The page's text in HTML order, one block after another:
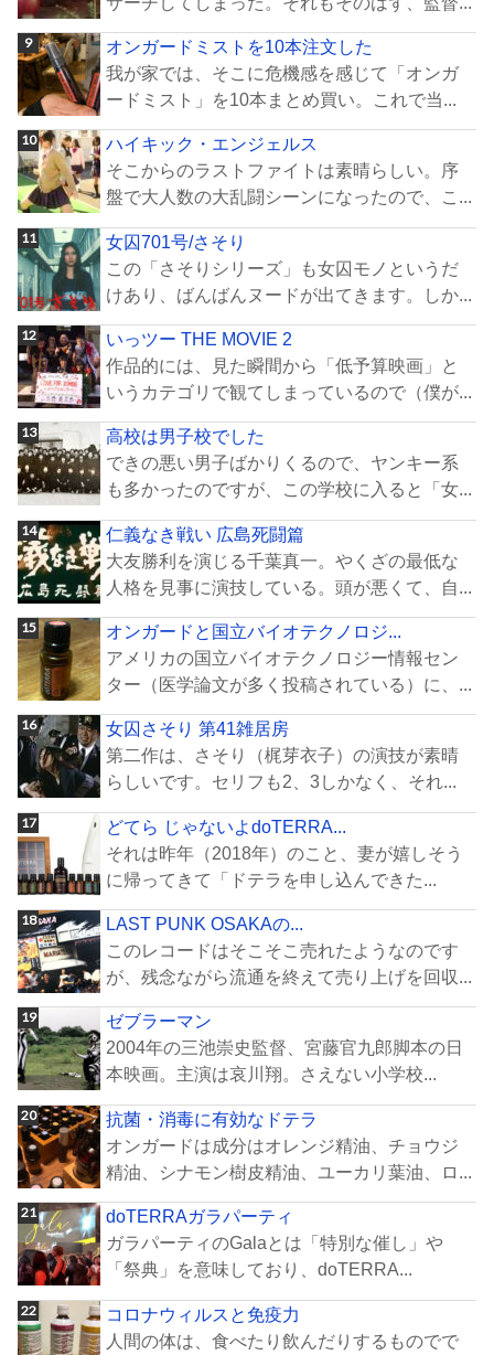
オンガードミストを10本注文した
我が家では、そこに危機感を感じて「オンガ
ードミスト」を10本まとめ買い。これで当...
ハイキック・エンジェルス
そこからのラストファイトは素晴らしい。序
盤で大人数の大乱闘シーンになったので、こ...
女囚701号/さそり
この「さそりシリーズ」も女囚モノというだ
けあり、ばんばんヌードが出てきます。しか...
いっツー THE MOVIE 2
作品的には、見た瞬間から「低予算映画」と
いうカテゴリで観てしまっているので（僕が...
高校は男子校でした
できの悪い男子ばかりくるので、ヤンキー系
も多かったのですが、この学校に入ると「女...
仁義なき戦い 広島死闘篇
大友勝利を演じる千葉真一。やくざの最低な
人格を見事に演技している。頭が悪くて、自...
オンガードと国立バイオテクノロジ...
アメリカの国立バイオテクノロジー情報セン
ター（医学論文が多く投稿されている）に、...
女囚さそり 第41雑居房
第二作は、さそり（梶芽衣子）の演技が素晴
らしいです。セリフも2、3しかなく、それ...
どてら じゃないよdoTERRA...
それは昨年（2018年）のこと、妻が嬉しそう
に帰ってきて「ドテラを申し込んできた...
LAST PUNK OSAKAの...
このレコードはそこそこ売れたようなのです
が、残念ながら流通を終えて売り上げを回収...
ゼブラーマン
2004年の三池崇史監督、宮藤官九郎脚本の日
本映画。主演は哀川翔。さえない小学校...
抗菌・消毒に有効なドテラ
オンガードは成分はオレンジ精油、チョウジ
精油、シナモン樹皮精油、ユーカリ葉油、ロ...
doTERRAガラパーティ
ガラパーティのGalaとは「特別な催し」や
「祭典」を意味しており、doTERRA...
コロナウィルスと免疫力
人間の体は、食べたり飲んだりするものでで